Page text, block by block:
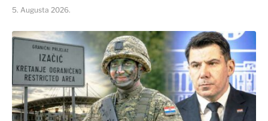
5. Augusta 2026.